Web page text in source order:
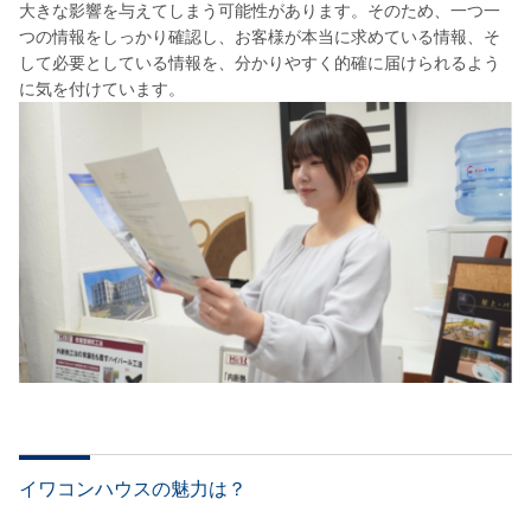
大きな影響を与えてしまう可能性があります。そのため、一つ一
つの情報をしっかり確認し、お客様が本当に求めている情報、そ
して必要としている情報を、分かりやすく的確に届けられるよう
に気を付けています。
イワコンハウスの魅力は？